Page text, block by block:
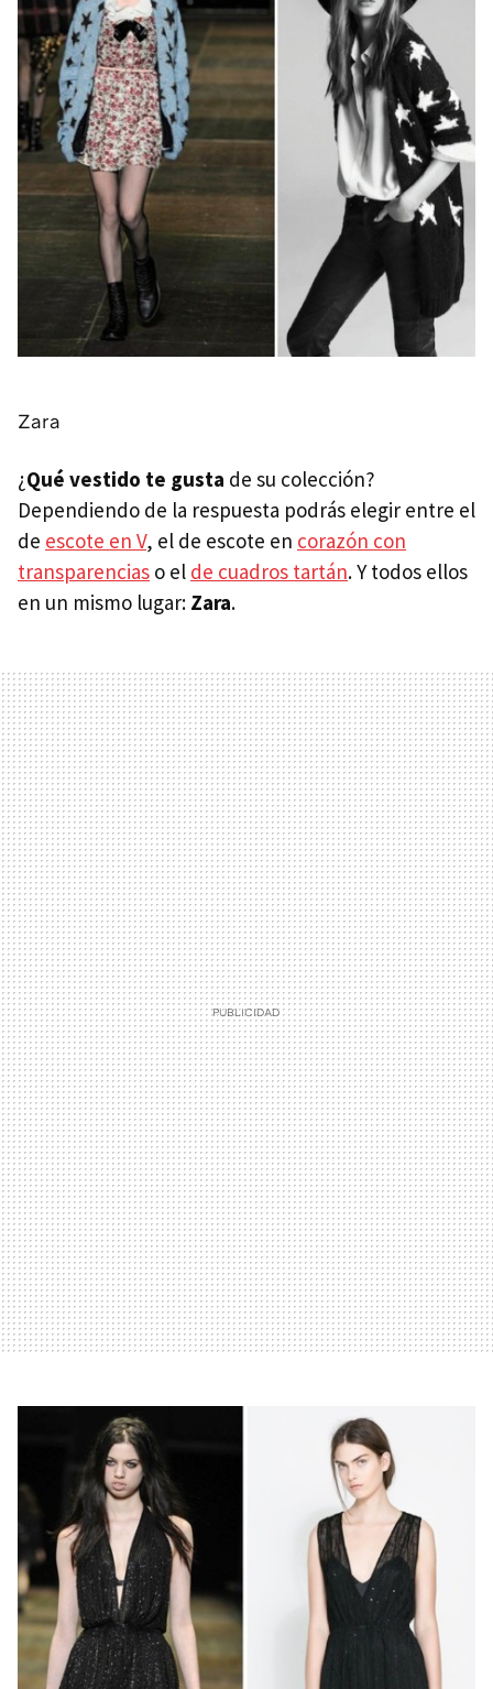
Zara
¿Qué vestido te gusta de su colección?
Dependiendo de la respuesta podrás elegir entre el
de escote en V, el de escote en corazón con
transparencias o el de cuadros tartán. Y todos ellos
en un mismo lugar: Zara.